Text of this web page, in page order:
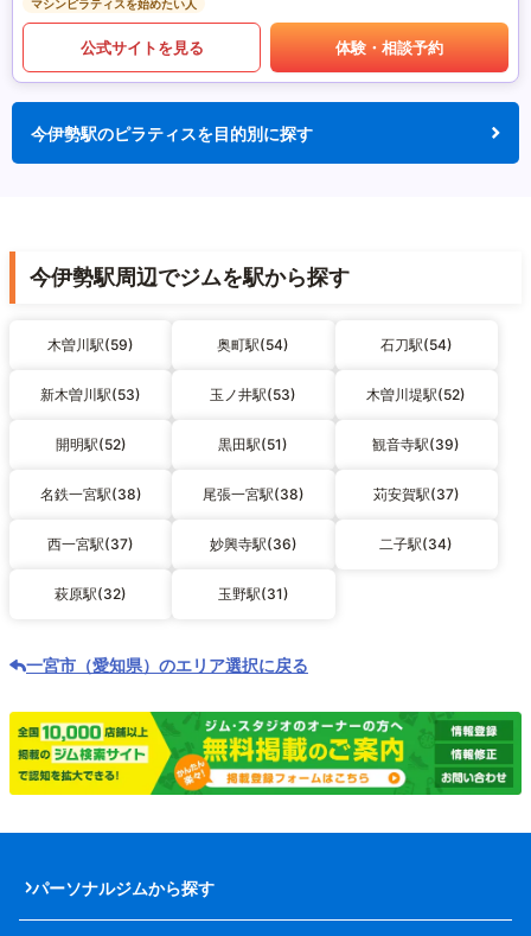
マシンピラティスを始めたい人
公式サイトを見る 体験・相談予約
今伊勢駅のピラティスを目的別に探す
今伊勢駅周辺でジムを駅から探す
木曽川駅(59) 奥町駅(54) 石刀駅(54)
新木曽川駅(53) 玉ノ井駅(53) 木曽川堤駅(52)
開明駅(52) 黒田駅(51) 観音寺駅(39)
名鉄一宮駅(38) 尾張一宮駅(38) 苅安賀駅(37)
西一宮駅(37) 妙興寺駅(36) 二子駅(34)
萩原駅(32) 玉野駅(31)
一宮市（愛知県）のエリア選択に戻る
パーソナルジムから探す